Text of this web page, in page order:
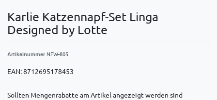
Karlie Katzennapf-Set Linga
Designed by Lotte
Artikelnummer NEW-805
EAN:8712695178453
Sollten Mengenrabatte am Artikel angezeigt werden sind